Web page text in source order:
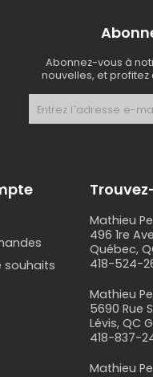
Abonnez-vous à
nouvelles, et
souhaits
Mathieu
496 1re
Québec,
418-524-
Mathieu
5690 Rue
Lévis, QC
418-837-
Mathieu